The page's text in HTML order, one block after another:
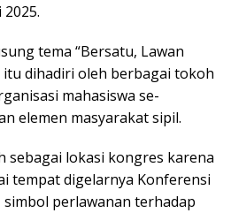
tema “Bersatu, Lawan
itu dihadiri oleh berbagai tokoh
mahasiswa se-
elemen masyarakat sipil.
sebagai lokasi kongres karena
tempat digelarnya Konferensi
perlawanan terhadap